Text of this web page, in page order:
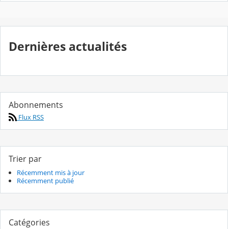
Dernières actualités
Abonnements
Flux RSS
Trier par
Récemment mis à jour
Récemment publié
Catégories